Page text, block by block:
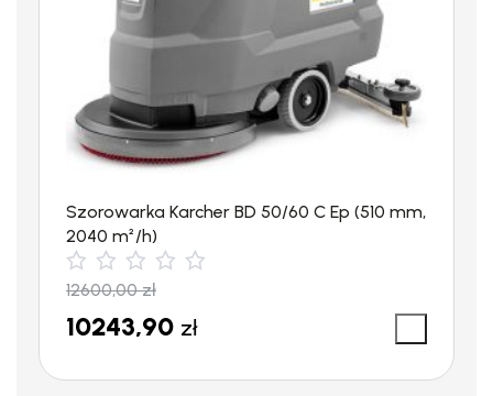
W standardzie pistolet wysokociśnieniowy EASY!Force
Advanced z obrotową lancą o długości 1050mm, 15 m wąż
wysokociśnieniowy, dysza punktowa, dysza rotacyjna oraz
Servo Control. Technologia EASY!Force redukuje siłę
potrzebną do utrzymania spustu pistoletu do zera. Dodatkowo
EASY!Lock pozwalający 5x szybciej zmieniać wyposażenie niż
tradycyjny system gwintów.
Szorowarka Karcher BD 50/60 C Ep (510 mm,
2040 m²/h)
12600,00zł
10243,90 zł